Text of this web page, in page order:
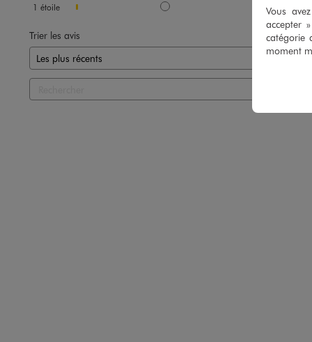
1 étoile 2
Trier les avis
Vous
accepter
catégorie
moment